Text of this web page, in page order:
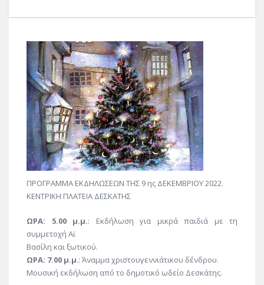
ΠΡΟΓΡΑΜΜΑ ΕΚΔΗΛΩΣΕΩΝ ΤΗΣ 9 ης ΔΕΚΕΜΒΡΙΟΥ 2022.
ΚΕΝΤΡΙΚΗ ΠΛΑΤΕΙΑ ΔΕΣΚΑΤΗΣ
ΩΡΑ: 5.00 μ.μ.: Εκδήλωση για μικρά παιδιά με τη
συμμετοχή Αϊ
Βασίλη και ξωτικού.
ΩΡΑ: 7.00 μ.μ.: Άναμμα χριστουγεννιάτικου δένδρου.
Μουσική εκδήλωση από το δημοτικό ωδείο Δεσκάτης.